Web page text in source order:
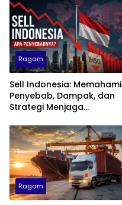
Ragam
Sell Indonesia: Memahami
Penyebab, Dampak, dan
Strategi Menjaga
Ragam